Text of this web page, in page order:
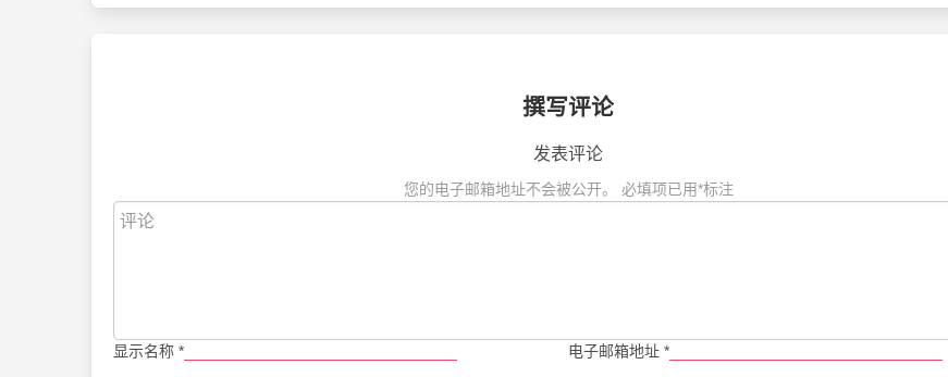
撰写评论
发表评论
您的电子邮箱地址不会被公开。 必填项已用*标注
显示名称 * 电子邮箱地址 *